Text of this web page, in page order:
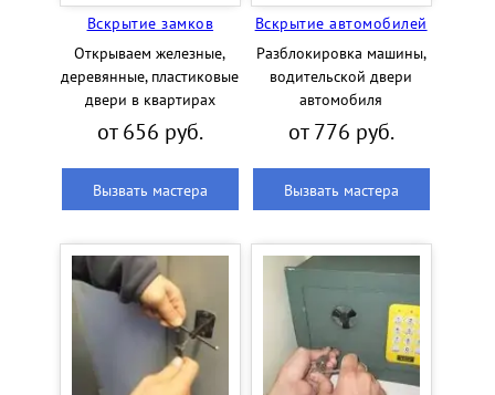
Вскрытие замков
Открываем железные,
деревянные, пластиковые
двери в квартирах
от 656 руб.
Вызвать мастера
Вскрытие автомобилей
Разблокировка машины,
водительской двери
автомобиля
от 776 руб.
Вызвать мастера